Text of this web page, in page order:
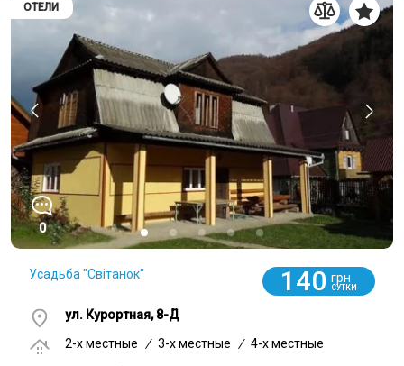
ОТЕЛИ
0
Усадьба "Світанок" 140 грн
СУТКИ
ул. Курортная, 8-Д
2-x местные
/ 3-x местные / 4-x местные